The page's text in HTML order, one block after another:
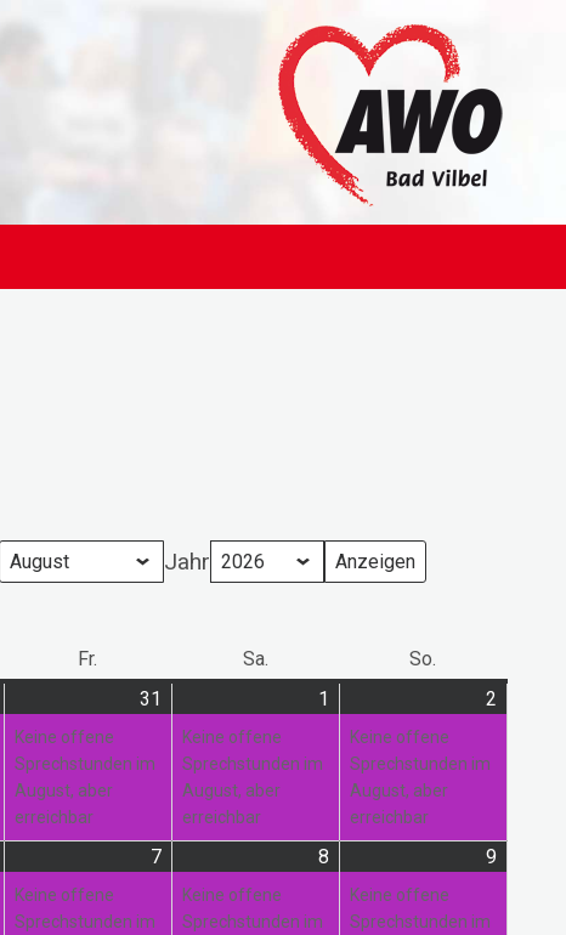
Jahr
Fr. Sa. So.
Juli
2026
Veranstaltung)
31
Juli
2026
Veranstaltung)
Keine offene
Sprechstunden im
August, aber
erreichbar
1
August
2026
Veranstaltung)
Keine offene
Sprechstunden im
August, aber
erreichbar
2
Keine offene
Sprechstunden im
August, aber
erreichbar
August
2026
Veranstaltung)
7
August
2026
Veranstaltung)
Keine offene
Sprechstunden im
8
August
2026
Veranstaltung)
Keine offene
Sprechstunden im
9
Keine offene
Sprechstunden im